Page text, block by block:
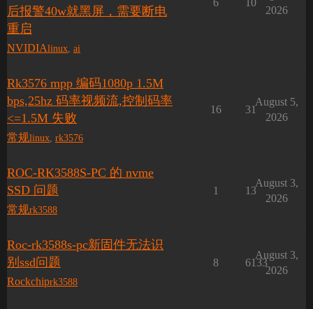
后报警40w就黑屏，需要断电
重启
NVIDIAlinux ai
6 10
2026
Rk3576 mpp 编码1080p 1.5M
bps,25hz 码率视频流,控制码率
<=1.5M 失败
常规linux rk3576
16 31
August 5,
2026
ROC-RK3588S-PC 的 nvme
SSD 问题
常规rk3588
1 13
August 3,
2026
Roc-rk3588s-pc新固件无法识
别ssd问题
Rockchiprk3588
8 6133
August 3,
2026